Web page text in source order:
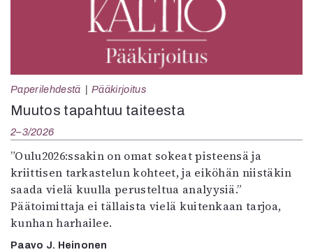
Paperilehdestä Pääkirjoitus
Muutos tapahtuu taiteesta
2–3/2026
”Oulu2026:ssakin on omat sokeat pisteensä ja
kriittisen tarkastelun kohteet, ja eiköhän niistäkin
saada vielä kuulla perusteltua analyysiä.”
Päätoimittaja ei tällaista vielä kuitenkaan tarjoa,
kunhan harhailee.
Paavo J. Heinonen